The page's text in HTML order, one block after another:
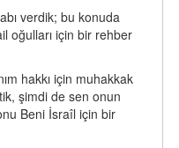
verdik; bu konuda
oğulları için bir rehber
hakkı için muhakkak
şimdi de sen onun
Beni İsraîl için bir